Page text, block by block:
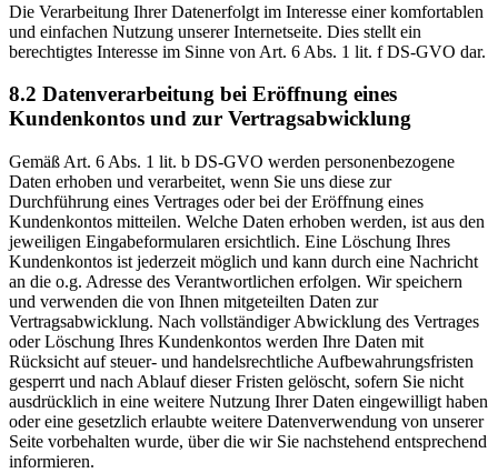
Die Verarbeitung Ihrer Datenerfolgt im Interesse einer komfortablen
und einfachen Nutzung unserer Internetseite. Dies stellt ein
berechtigtes Interesse im Sinne von Art. 6 Abs. 1 lit. f DS-GVO dar.
8.2 Datenverarbeitung bei Eröffnung eines
Kundenkontos und zur Vertragsabwicklung
Gemäß Art. 6 Abs. 1 lit. b DS-GVO werden personenbezogene
Daten erhoben und verarbeitet, wenn Sie uns diese zur
Durchführung eines Vertrages oder bei der Eröffnung eines
Kundenkontos mitteilen. Welche Daten erhoben werden, ist aus den
jeweiligen Eingabeformularen ersichtlich. Eine Löschung Ihres
Kundenkontos ist jederzeit möglich und kann durch eine Nachricht
an die o.g. Adresse des Verantwortlichen erfolgen. Wir speichern
und verwenden die von Ihnen mitgeteilten Daten zur
Vertragsabwicklung. Nach vollständiger Abwicklung des Vertrages
oder Löschung Ihres Kundenkontos werden Ihre Daten mit
Rücksicht auf steuer- und handelsrechtliche Aufbewahrungsfristen
gesperrt und nach Ablauf dieser Fristen gelöscht, sofern Sie nicht
ausdrücklich in eine weitere Nutzung Ihrer Daten eingewilligt haben
oder eine gesetzlich erlaubte weitere Datenverwendung von unserer
Seite vorbehalten wurde, über die wir Sie nachstehend entsprechend
informieren.